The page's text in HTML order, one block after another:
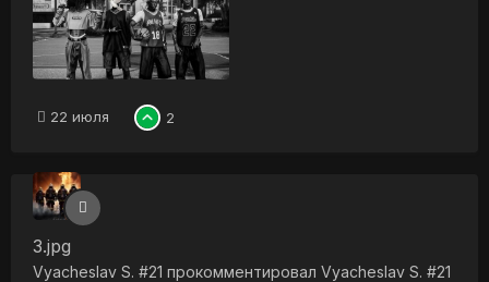
22 июля 2
3.jpg
Vyacheslav S. #21 прокомментировал Vyacheslav S. #21